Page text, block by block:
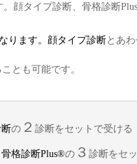
顔タイプ診断、骨格診断
ります 。顔タイプ診断とあ
とも可能です。
の ２ 診断をセットで受け
骨格診断Plus®︎の ３ 診断をセ